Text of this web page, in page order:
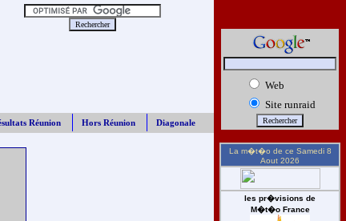
Réunion Hors Réunion Diagonale
Web
Site runraid
La m�t�o de ce Samedi 8
Aout 2026
les pr�visions de
M�t�o France